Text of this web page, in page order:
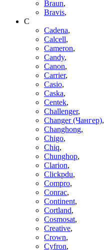
Braun,
Bravis,
C
Cadena,
Calcell,
Cameron,
Candy,
Canon,
Carrier,
Casio,
Caska,
Centek,
Challenger,
Changer (Чангер),
Changhong,
Chigo,
Chiq,
Chunghop,
Clarion,
Clickpdu,
Compro,
Conrac,
Continent,
Cortland,
Cosmosat,
Creative,
Crown,
Cyfron,